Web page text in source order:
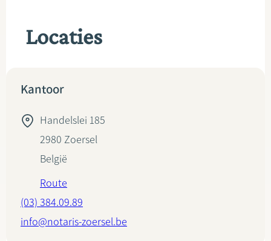
Locaties
Kantoor
Handelslei 185
2980 Zoersel
België
Route
(03) 384.09.89
info@notaris-zoersel.be